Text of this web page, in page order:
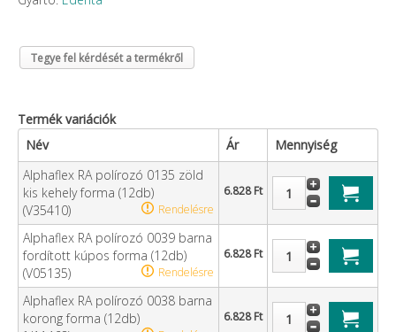
Tegye fel kérdését a termékről
Termék variációk
Név
Ár
Mennyiség
Alphaflex RA polírozó 0135 zöld
kis kehely forma (12db)
(V35410)
Rendelésre
6.828 Ft
Alphaflex RA polírozó 0039 barna
fordított kúpos forma (12db)
(V05135)
Rendelésre
6.828 Ft
Alphaflex RA polírozó 0038 barna
korong forma (12db)
6.828 Ft